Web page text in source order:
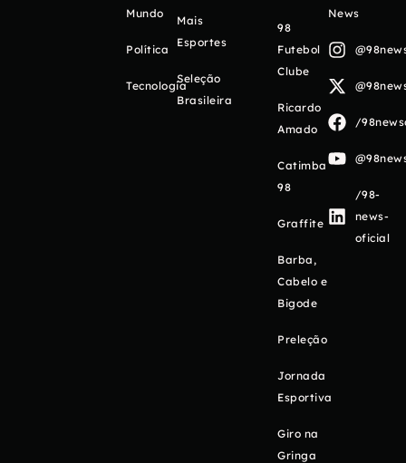
Mundo
Política
Tecnologia
Mais
Esportes
Seleção
Brasileira
98
Futebol
Clube
Ricardo
Amado
Catimba
98
Graffite
Barba,
Cabelo e
Bigode
Preleção
Jornada
Esportiva
Giro na
Gringa
News
/
/98-
news-
oficial